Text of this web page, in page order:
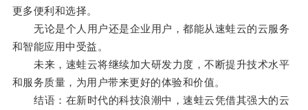
更多便利和选择。
无论是个人用户还是企业用户，都能从速蛙云的云服务
和智能应用中受益。
未来，速蛙云将继续加大研发力度，不断提升技术水平
和服务质量，为用户带来更好的体验和价值。
结语：在新时代的科技浪潮中，速蛙云凭借其强大的云